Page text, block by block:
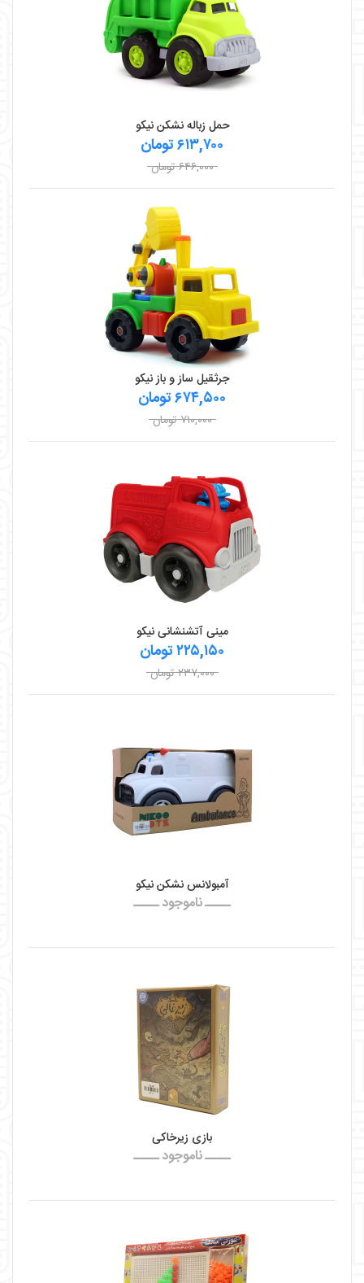
حمل زباله نشکن نیکو
۶۱۳,۷۰۰ تومان
۶۴۶,۰۰۰ تومان
جرثقیل ساز و باز نیکو
۶۷۴,۵۰۰ تومان
۷۱۰,۰۰۰ تومان
مینی آتشنشانی نیکو
۲۲۵,۱۵۰ تومان
۲۳۷,۰۰۰ تومان
آمبولانس نشکن نیکو
ـــــ ناموجود ـــــ
بازی زیرخاکی
ـــــ ناموجود ـــــ